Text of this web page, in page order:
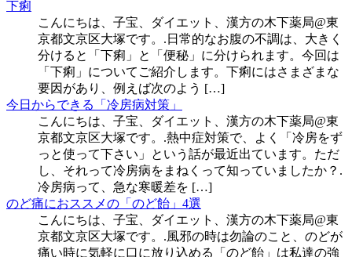
下痢
こんにちは、子宝、ダイエット、漢方の木下薬局@東
京都文京区大塚です。.日常的なお腹の不調は、大きく
分けると「下痢」と「便秘」に分けられます。今回は
「下痢」についてご紹介します。下痢にはさまざまな
要因があり、例えば次のよう […]
今日からできる「冷房病対策」
こんにちは、子宝、ダイエット、漢方の木下薬局@東
京都文京区大塚です。.熱中症対策で、よく「冷房をず
っと使って下さい」という話が最近出ています。ただ
し、それって冷房病をまねくって知っていましたか？.
冷房病って、急な寒暖差を […]
のど痛におススメの「のど飴」4選
こんにちは、子宝、ダイエット、漢方の木下薬局@東
京都文京区大塚です。.風邪の時は勿論のこと、のどが
痛い時に気軽に口に放り込める「のど飴」は私達の強